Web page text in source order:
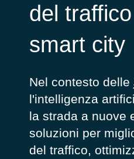
del
smart city
Nel contesto delle
l'intelligenza
la strada a nuove
soluzioni per
del traffico,